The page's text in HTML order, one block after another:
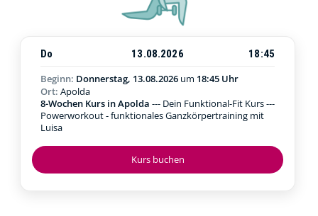
Kurs buchen
Do 13.08.2026
18:45
Beginn: Donnerstag, 13.08.2026 um 18:45 Uhr
Ort: Apolda
8-Wochen Kurs in Apolda --- Dein Funktional-Fit Kurs ---
Powerworkout - funktionales Ganzkörpertraining mit
Luisa